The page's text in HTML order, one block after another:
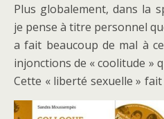
Plus globalement, dans la
je pense à titre personnel
a fait beaucoup de mal à
injonctions de « coolitude »
Cette « liberté sexuelle »